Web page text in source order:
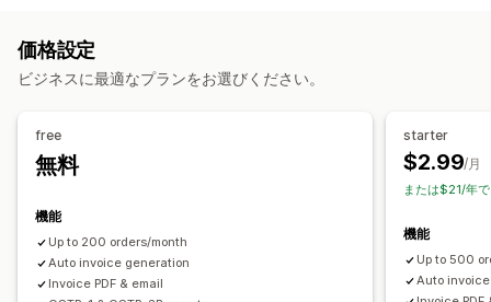
税率
登録
レポートと申告
コンプライアンスレポート
カスタマイズ
ファイル管理
一括ダウンロード
価格設定
ビジネスに最適なプランをお選びください。
free
無料
機能
Up to 200 orders/month
Auto invoice generation
Invoice PDF & email
starter
$2.99/月
または$21/年
機能
Up to 500
Auto